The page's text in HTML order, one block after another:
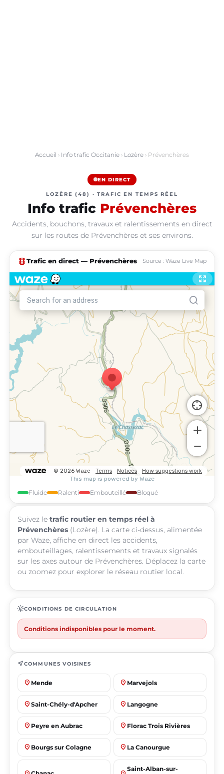
Accueil › Info trafic Occitanie › Lozère › Prévenchères
EN DIRECT
LOZÈRE (48) · TRAFIC EN TEMPS RÉEL
Info trafic Prévenchères
Accidents, bouchons, travaux et ralentissements en direct
sur les routes de Prévenchères et ses environs.
traffic Trafic en direct — Prévenchères Source : Waze Live Map
Fluide Ralenti Embouteillé Bloqué
Suivez le trafic routier en temps réel à
Prévenchères (Lozère). La carte ci-dessus, alimentée
par Waze, affiche en direct les accidents,
embouteillages, ralentissements et travaux signalés
sur les axes autour de Prévenchères. Déplacez la carte
ou zoomez pour explorer le réseau routier local.
routineCONDITIONS DE CIRCULATION
Conditions indisponibles pour le moment.
near_meCOMMUNES VOISINES
place Mende place Marvejols
place Saint-Chély-d'Apcher place Langogne
place Peyre en Aubrac place Florac Trois Rivières
place Bourgs sur Colagne place La Canourgue
Saint-Alban-sur-